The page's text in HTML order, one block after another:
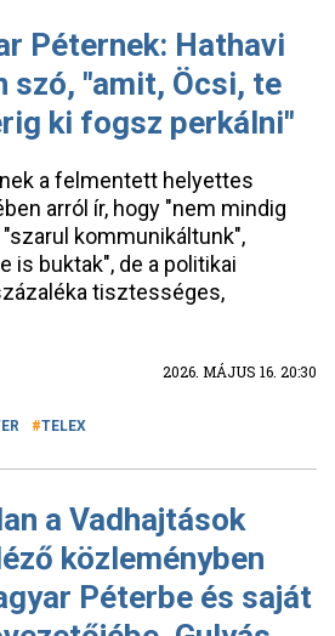
Péternek: Hathavi
szó, "amit, Öcsi, te
ki fogsz perkálni"
a felmentett helyettes
arról ír, hogy "nem mindig
kommunikáltunk",
is buktak", de a politikai
tisztességes,
2026. MÁJUS 16. 20:30
TELEX
a Vadhajtások
közleményben
Péterbe és saját